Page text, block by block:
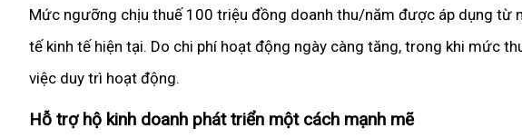
Mức ngưỡng chịu thuế 100 triệu đồng doanh thu/năm được áp dụng từ
tế kinh tế hiện tại. Do chi phí hoạt động ngày càng tăng, trong khi mức
việc duy trì hoạt động.
Hỗ trợ hộ kinh doanh phát triển một cách mạnh mẽ